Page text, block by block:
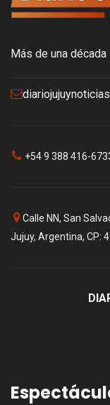
Más de una
+54 9 388 416-
Calle NN, San
Jujuy, Argentina, CP: